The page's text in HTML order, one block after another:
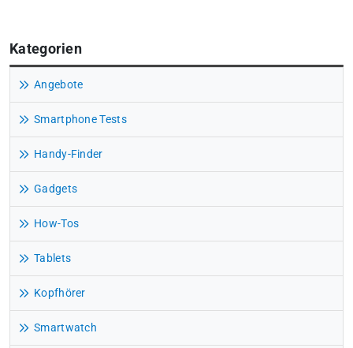
Kategorien
Angebote
Smartphone Tests
Handy-Finder
Gadgets
How-Tos
Tablets
Kopfhörer
Smartwatch